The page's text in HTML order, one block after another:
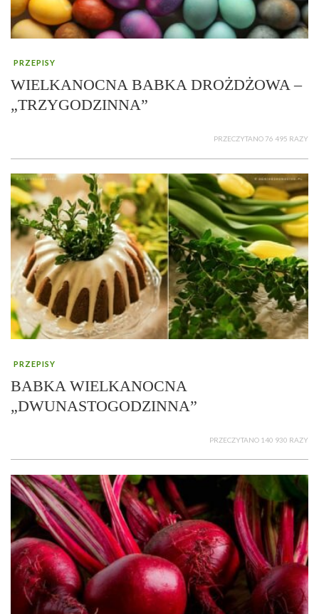
PRZEPISY
WIELKANOCNA BABKA DROŻDŻOWA –
„TRZYGODZINNA”
PRZECZYTANO 76 495 RAZY
PRZEPISY
BABKA WIELKANOCNA
„DWUNASTOGODZINNA”
PRZECZYTANO 140 930 RAZY